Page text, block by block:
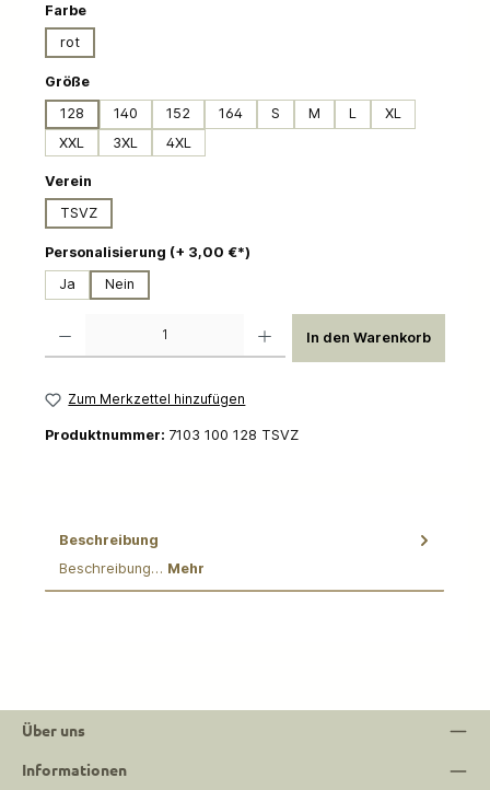
Farbeauswählen
rot
Größeauswählen
128
140 152 164 S M L
XL
XXL
3XL 4XL
Verein
TSVZ
Personalisierung (+ 3,00 €*)
Ja
Nein
In den Warenkorb
Zum Merkzettel hinzufügen
Produktnummer: 7103 100 128 TSVZ
Beschreibung
Beschreibung… Mehr
Über uns
Informationen